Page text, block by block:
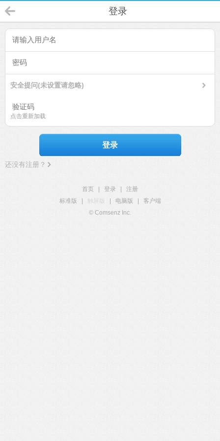
登录
安全提问(未设置请忽略)
点击重新加载
登录
还没有注册？
首页 登录
注册
标准版
触屏版 电脑版
客户端
© Comsenz Inc.